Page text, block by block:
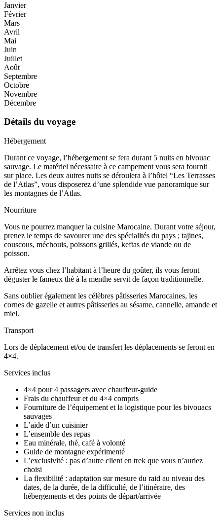
Janvier
Février
Mars
Avril
Mai
Juin
Juillet
Août
Septembre
Octobre
Novembre
Décembre
Détails du voyage
Hébergement
Durant ce voyage, l’hébergement se fera durant 5 nuits en bivouac
sauvage. Le matériel nécessaire à ce campement vous sera fournit
sur place. Les deux autres nuits se déroulera à l’hôtel “Les Terrasses
de l’Atlas”, vous disposerez d’une splendide vue panoramique sur
les montagnes de l’Atlas.
Nourriture
Vous ne pourrez manquer la cuisine Marocaine. Durant votre séjour,
prenez le temps de savourer une des spécialités du pays ; tajines,
couscous, méchouis, poissons grillés, keftas de viande ou de
poisson.
Arrêtez vous chez l’habitant à l’heure du goûter, ils vous feront
déguster le fameux thé à la menthe servit de façon traditionnelle.
Sans oublier également les célèbres pâtisseries Marocaines, les
cornes de gazelle et autres pâtisseries au sésame, cannelle, amande et
miel.
Transport
Lors de déplacement et/ou de transfert les déplacements se feront en
4×4.
Services inclus
4×4 pour 4 passagers avec chauffeur-guide
Frais du chauffeur et du 4×4 compris
Fourniture de l’équipement et la logistique pour les bivouacs
sauvages
L’aide d’un cuisinier
L’ensemble des repas
Eau minérale, thé, café à volonté
Guide de montagne expérimenté
L’exclusivité : pas d’autre client en trek que vous n’auriez
choisi
La flexibilité : adaptation sur mesure du raid au niveau des
dates, de la durée, de la difficulté, de l’itinéraire, des
hébergements et des points de départ/arrivée
Services non inclus